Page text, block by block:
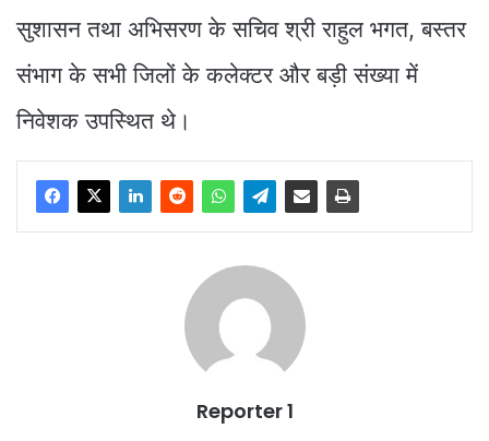
सुशासन तथा अभिसरण के सचिव श्री राहुल भगत, बस्तर
संभाग के सभी जिलों के कलेक्टर और बड़ी संख्या में
निवेशक उपस्थित थे।
Reporter 1